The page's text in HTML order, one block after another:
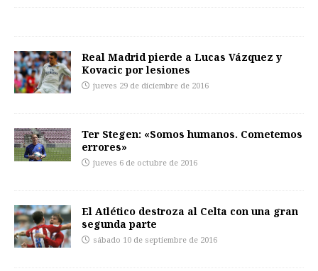
Real Madrid pierde a Lucas Vázquez y
Kovacic por lesiones
jueves 29 de diciembre de 2016
Ter Stegen: «Somos humanos. Cometemos
errores»
jueves 6 de octubre de 2016
El Atlético destroza al Celta con una gran
segunda parte
sábado 10 de septiembre de 2016